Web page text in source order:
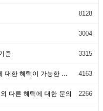
8128
3004
준 3315
4163
다른 혜택에 대한 문의 2266